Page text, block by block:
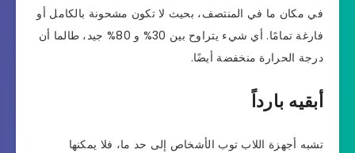
في مكان ما في المنتصف، بحيث لا تكون مشحونة بالكامل أو
فارغة تمامًا. أي شيء يتراوح بين 30% و 80% جيد، طالما أن
درجة الحرارة منخفضة أيضًا.
أبقيه بارداً
تشبه أجهزة اللاب توب الأشخاص إلى حد ما، فلا يمكنها